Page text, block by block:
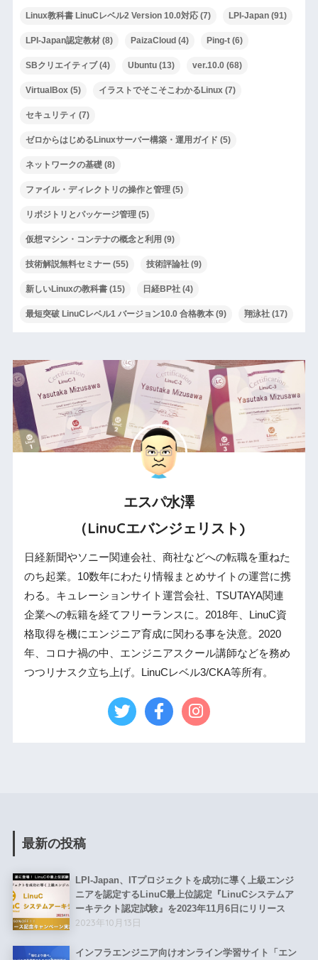
Linux教科書 LinuCレベル2 Version 10.0対応(7) LPI-Japan(91)
LPI-Japan認定教材(8) PaizaCloud (4) Ping-t(6)
SBクリエイティブ(4) Ubuntu(13) ver.10.0(68)
VirtualBox(5) イラストでそこそこわかるLinux(7)
セキュリティ (7)
ゼロからはじめるLinuxサーバー構築・運用ガイド (5)
ネットワークの基礎(8)
ファイル・ディレクトリの操作と管理(5)
リポジトリとパッケージ管理(5)
仮想マシン・コンテナの概念と利用 (9)
技術解説無料セミナー(55) 技術評論社(9)
新しいLinuxの教科書(15) 日経BP社(4)
最短突破 LinuCレベル1 バージョン10.0 合格教本(9) 翔泳社(17)
エスパ水澤
（LinuCエバンジェリスト)
日経新聞やソニー関連会社、商社などへの転職を重ねた
のち起業。10数年にわたり情報まとめサイトの運営に携
わる。キュレーションサイト運営会社、TSUTAYA関連
企業への転籍を経てフリーランスに。2018年、LinuC資
格取得を機にエンジニア育成に関わる事を決意。2020
年、コロナ禍の中、エンジニアスクール講師などを務め
つつリナスク立ち上げ。LinuCレベル3/CKA等所有。
最新の投稿
LPI-Japan、ITプロジェクトを成功に導く上級エンジ
ニアを認定するLinuC最上位認定『LinuCシステムア
ーキテクト認定試験』を2023年11月6日にリリース
2023年10月13日
インフラエンジニア向けオンライン学習サイト「エン